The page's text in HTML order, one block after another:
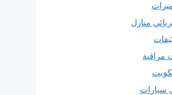
منازل
مراقبة
سيارات